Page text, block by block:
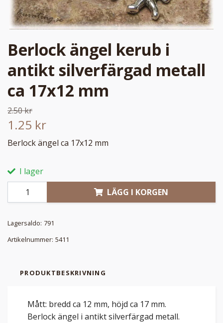
Berlock ängel kerub i
antikt silverfärgad metall
ca 17x12 mm
2.50 kr
1.25 kr
Berlock ängel ca 17x12 mm
I lager
LÄGG I KORGEN
Lagersaldo: 791
Artikelnummer: 5411
PRODUKTBESKRIVNING
Mått: bredd ca 12 mm, höjd ca 17 mm.
Berlock ängel i antikt silverfärgad metall.